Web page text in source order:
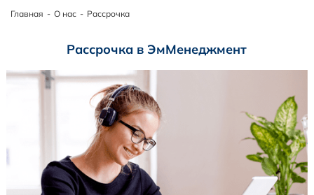
Главная - О нас - Рассрочка
Рассрочка в ЭмМенеджмент